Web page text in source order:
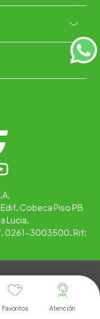
Favoritos
Atención
+
+
Cobeca Piso PB
Lucia.
0261-3003500. Rif: